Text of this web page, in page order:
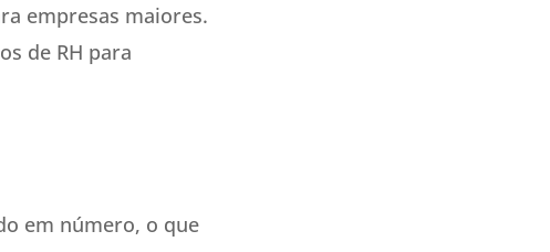
empresas maiores.
de RH para
em número, o que